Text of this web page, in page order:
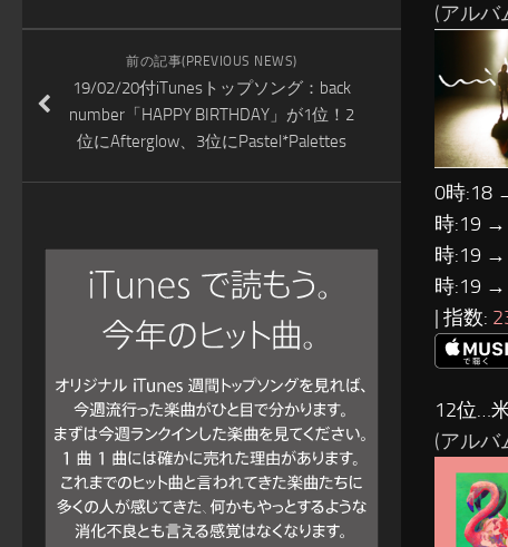
(アルバ
0時:18
時:19
時:19
時:19 →
| 指数:
12位…
(アルバ
前の記事(PREVIOUS NEWS)
19/02/20付iTunesトップソング：back
number「HAPPY BIRTHDAY」が1位！2
位にAfterglow、3位にPastel*Palettes